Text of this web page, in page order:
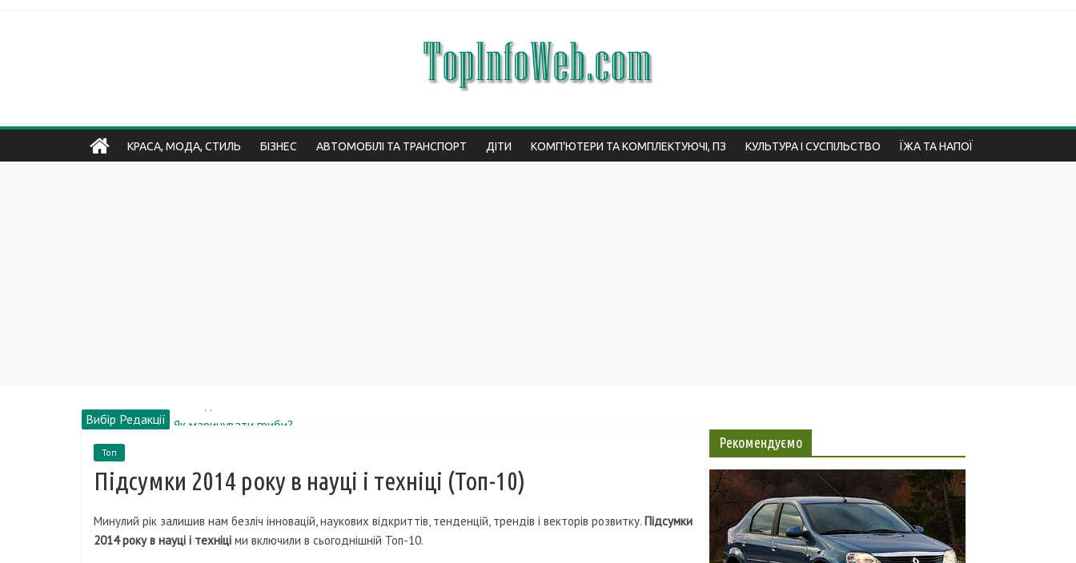
КРАСА, МОДА, СТИЛЬ БІЗНЕС АВТОМОБІЛІ ТА ТРАНСПОРТ ДІТИ КОМП'ЮТЕРИ ТА КОМПЛЕКТУЮЧІ, ПЗ КУЛЬТУРА І СУСПІЛЬСТВО ЇЖА ТА НАПОЇ
Вибір Редакції Як маринувати гриби?
Де придбати транспорт для активного відпочинку
Найвідоміші пісні в світі
Топ
Підсумки 2014 року в науці і техніці (Топ-10)
Минулий рік залишив нам безліч інновацій, наукових відкриттів, тенденцій, трендів і векторів розвитку. Підсумки
2014 року в науці і техніці ми включили в сьогоднішній Топ-10.
Рекомендуємо